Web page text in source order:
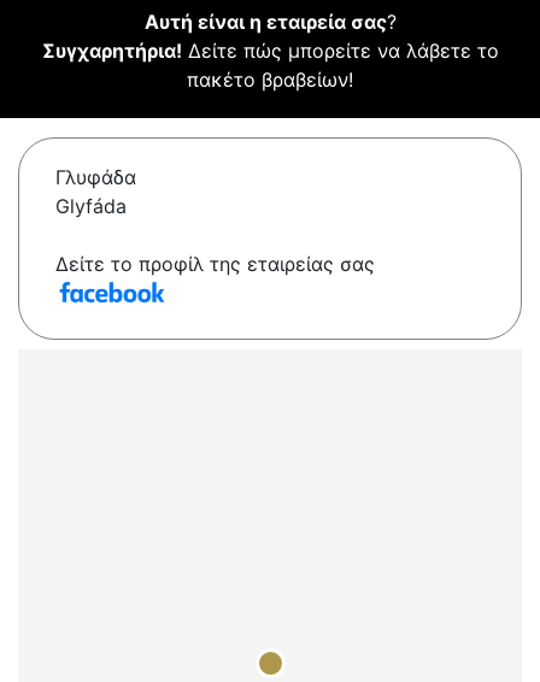
Αυτή είναι η εταιρεία σας?
Συγχαρητήρια! Δείτε πώς μπορείτε να λάβετε το
πακέτο βραβείων!
Γλυφάδα
Glyfáda
Δείτε το προφίλ της εταιρείας σας